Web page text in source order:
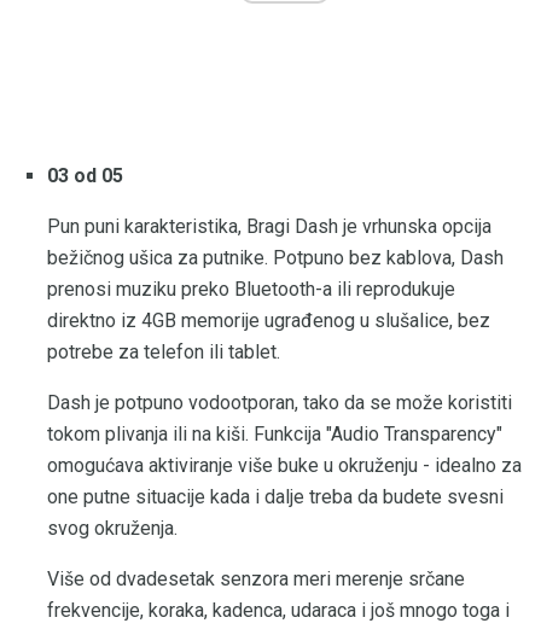
03 od 05
Pun puni karakteristika, Bragi Dash je vrhunska opcija
bežičnog ušica za putnike. Potpuno bez kablova, Dash
prenosi muziku preko Bluetooth-a ili reprodukuje
direktno iz 4GB memorije ugrađenog u slušalice, bez
potrebe za telefon ili tablet.
Dash je potpuno vodootporan, tako da se može koristiti
tokom plivanja ili na kiši. Funkcija "Audio Transparency"
omogućava aktiviranje više buke u okruženju - idealno za
one putne situacije kada i dalje treba da budete svesni
svog okruženja.
Više od dvadesetak senzora meri merenje srčane
frekvencije, koraka, kadenca, udaraca i još mnogo toga i